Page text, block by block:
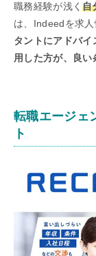
職務経験が浅く自
は、Indeedを求
タントにアドバイ
用した方が、良い
転職エージェ
ト